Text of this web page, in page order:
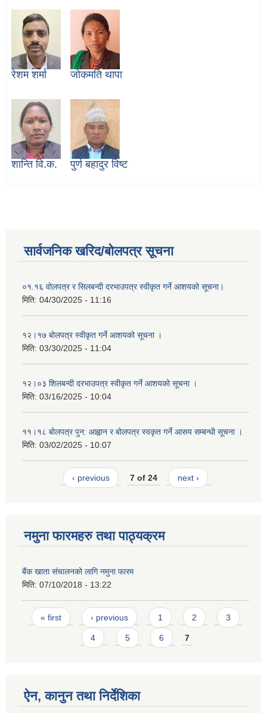
रेशम शर्मा जोकमति थापा
शान्ति वि.क. पुर्ण बहादुर विष्ट
सार्वजनिक खरिद/बोलपत्र सूचना
०१.१६ वोलपत्र र सिलबन्दी दरभाउपत्र स्वीकृत गर्ने आशयको सूचना।
मिति: 04/30/2025 - 11:16
१२।१७ बोलपत्र स्वीकृत गर्ने आशयको सूचना ।
मिति: 03/30/2025 - 11:04
१२।०३ शिलबन्दी दरभाउपत्र स्वीकृत गर्ने आशयको सूचना ।
मिति: 03/16/2025 - 10:04
११।१८ बोलपत्र पुन: आह्वान र बोलपत्र स्वकृत गर्ने आसय सम्बन्धी सूचना ।
मिति: 03/02/2025 - 10:07
‹ previous 7 of 24 next ›
नमुना फारमहरु तथा पाठ्यक्रम
बैंक खाता संचालनको लागि नमुना फारम
मिति: 07/10/2018 - 13:22
Pages
« first ‹ previous 1 2 3
4 5 6 7
ऐन, कानुन तथा निर्देशिका